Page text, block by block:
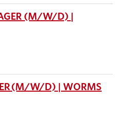
(M/W/D) |
(M/W/D) | WORMS